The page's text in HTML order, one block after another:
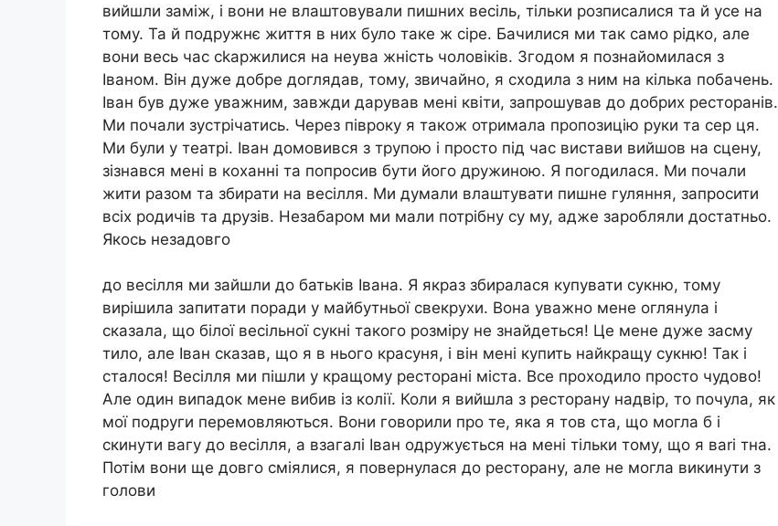
вийшли заміж, і вони не влаштовували пишних весіль, тільки розписалися та й усе на
тому. Та й подружнє життя в них було таке ж сіре. Бачилися ми так само рідко, але
вони весь час сkаржилися на неува жність чоловіків. Згодом я познайомилася з
Іваном. Він дуже добре доглядав, тому, звичайно, я сходила з ним на кілька побачень.
Іван був дуже уважним, завжди дарував мені квіти, запрошував до добрих ресторанів.
Ми почали зустрічатись. Через півроку я також отримала пропозицію руки та сер ця.
Ми були у театрі. Іван домовився з трупою і просто під час вистави вийшов на сцену,
зізнався мені в коханні та попросив бути його дружиною. Я погодилася. Ми почали
жити разом та збирати на весілля. Ми думали влаштувати пишне гуляння, запросити
всіх родичів та друзів. Незабаром ми мали потрібну су му, адже заробляли достатньо.
Якось незадовго
до весілля ми зайшли до батьків Івана. Я якраз збиралася купувати сукню, тому
вирішила запитати поради у майбутньої свекрухи. Вона уважно мене оглянула і
сказала, що білої весільної сукні такого розміру не знайдеться! Це мене дуже засму
тило, але Іван сказав, що я в нього красуня, і він мені купить найкращу сукню! Так і
сталося! Весілля ми пішли у кращому ресторані міста. Все проходило просто чудово!
Але один випадок мене вибив із колії. Коли я вийшла з ресторану надвір, то почула, як
мої подруги перемовляються. Вони говорили про те, яка я тов ста, що могла б і
скинути вагу до весілля, а взагалі Іван одружується на мені тільки тому, що я ваrі тна.
Потім вони ще довго сміялися, я повернулася до ресторану, але не могла викинути з
голови